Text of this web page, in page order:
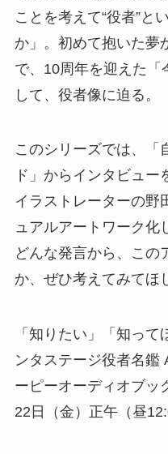
ことを考えて“役者”と
か」。初めて抱いた夢
で、10周年を迎えた「
して、役者像に迫る。
このシリーズでは、「
ド」からインタビュー
イラストレーターの野
ュアルアートワーク化
どんな発言から、この
か、ぜひ考えてみてほ
「知りたい」「知っ
ンタステージ役者名鑑
ーピーオーディオブッ
22日（金）正午（昼